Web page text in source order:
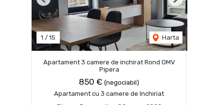
1 / 15 Harta
Previous Next
Apartament 3 camere de inchirat Rond OMV
Pipera
850 € (negociabil)
Apartament cu 3 camere de închiriat